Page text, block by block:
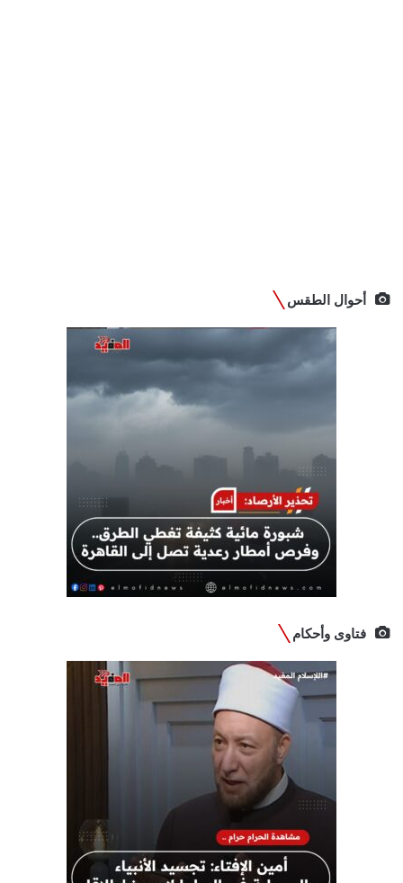
أحوال الطقس
فتاوى وأحكام